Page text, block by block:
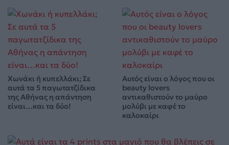
Χωνάκι ή κυπελλάκι; Σε
αυτά τα 5 παγωτατζίδικα
της Αθήνας η απάντηση
είναι…και τα δύο!
Αυτός είναι ο λόγος που οι
beauty lovers
αντικαθιστούν το μαύρο
μολύβι με καφέ το
καλοκαίρι